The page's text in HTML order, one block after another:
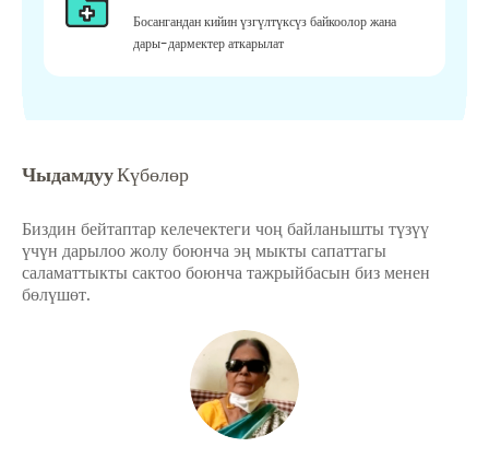
Босангандан кийин үзгүлтүксүз байкоолор жана
дары-дармектер аткарылат
ЧыдамдууКүбөлөр
Биздин бейтаптар келечектеги чоң байланышты түзүү
үчүн дарылоо жолу боюнча эң мыкты сапаттагы
саламаттыкты сактоо боюнча тажрыйбасын биз менен
бөлүшөт.